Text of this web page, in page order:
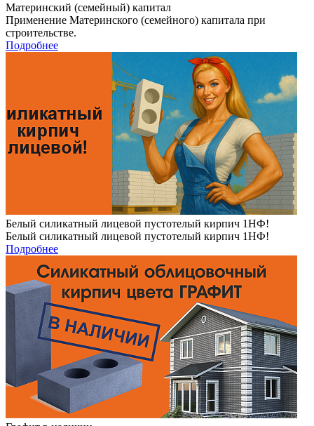
Материнский (семейный) капитал
Применение Материнского (семейного) капитала при
строительстве.
Подробнее
Белый силикатный лицевой пустотелый кирпич 1НФ!
Белый силикатный лицевой пустотелый кирпич 1НФ!
Подробнее